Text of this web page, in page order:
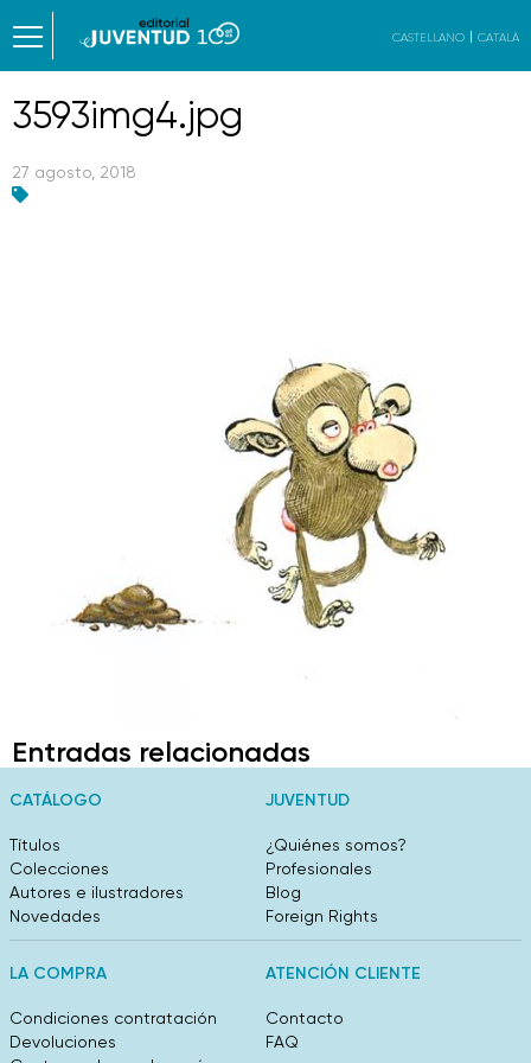
CASTELLANO CATALÀ
3593img4.jpg
27 agosto, 2018
Entradas relacionadas
CATÁLOGO
Títulos
Colecciones
Autores e ilustradores
Novedades
JUVENTUD
¿Quiénes somos?
Profesionales
Blog
Foreign Rights
LA COMPRA
Condiciones contratación
Devoluciones
ATENCIÓN CLIENTE
Contacto
FAQ